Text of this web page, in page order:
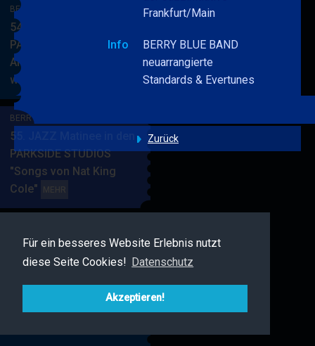
Für ein besseres Website Erlebnis nutzt
diese Seite Cookies! Datenschutz
Akzeptieren!
BERRY BLUE & BAND
54. JAZZ Matinee in den
PARKSIDE STUDIOS
American Songbook
wunderbare Musik
BERRY
BERRY BLUE & BAND
55. JAZZ Matinee in den
PARKSIDE STUDIOS
"Songs von Nat King
Cole"
MEHR
BAND
BERRY BLUE & FRIENDS
Live Jazz im MAMPF
&
Frankfurt/Main
Info
BERRY BLUE BAND
neuarrangierte
Standards & Evertunes
Zurück